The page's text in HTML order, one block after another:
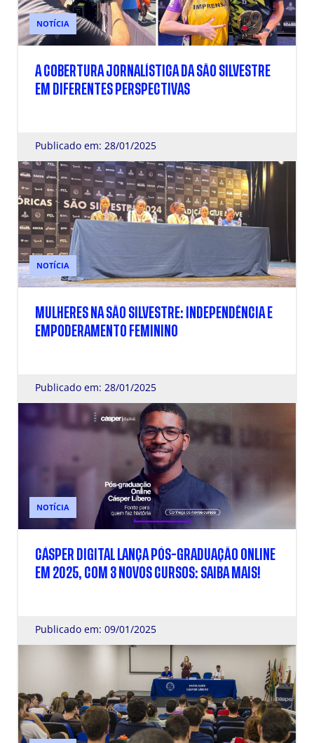
NOTÍCIA
A COBERTURA JORNALÍSTICA DA SÃO SILVESTRE
EM DIFERENTES PERSPECTIVAS
Publicado em: 28/01/2025
NOTÍCIA
MULHERES NA SÃO SILVESTRE: INDEPENDÊNCIA E
EMPODERAMENTO FEMININO
Publicado em: 28/01/2025
NOTÍCIA
CÁSPER DIGITAL LANÇA PÓS-GRADUAÇÃO ONLINE
EM 2025, COM 3 NOVOS CURSOS: SAIBA MAIS!
Publicado em: 09/01/2025